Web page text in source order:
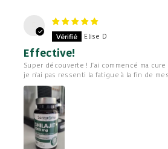
Elise D
Effective!
Super découverte ! J'ai commencé ma
je n'ai pas ressenti la fatigue à la fin de